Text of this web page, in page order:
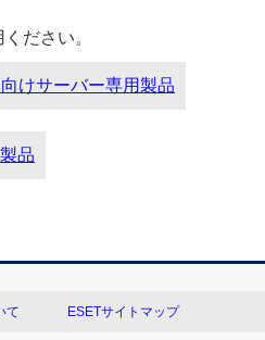
ださい。
けサーバー専用製品
品
て ESETサイトマップ